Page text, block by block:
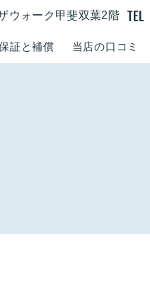
証と補償 当店の口コミ
ウォーク甲斐双葉2階